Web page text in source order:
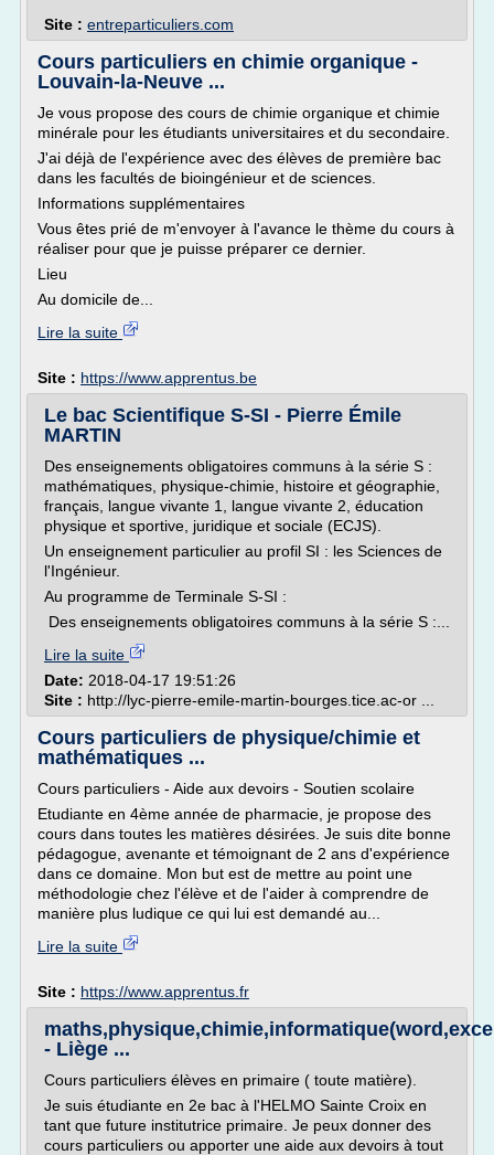
Site : entreparticuliers.com
Cours particuliers en chimie organique -
Louvain-la-Neuve ...
Je vous propose des cours de chimie organique et chimie
minérale pour les étudiants universitaires et du secondaire.
J'ai déjà de l'expérience avec des élèves de première bac
dans les facultés de bioingénieur et de sciences.
Informations supplémentaires
Vous êtes prié de m'envoyer à l'avance le thème du cours à
réaliser pour que je puisse préparer ce dernier.
Lieu
Au domicile de...
Lire la suite
Site : https://www.apprentus.be
Le bac Scientifique S-SI - Pierre Émile
MARTIN
Des enseignements obligatoires communs à la série S :
mathématiques, physique-chimie, histoire et géographie,
français, langue vivante 1, langue vivante 2, éducation
physique et sportive, juridique et sociale (ECJS).
Un enseignement particulier au profil SI : les Sciences de
l'Ingénieur.
Au programme de Terminale S-SI :
Des enseignements obligatoires communs à la série S :...
Lire la suite
Date: 2018-04-17 19:51:26
Site : http://lyc-pierre-emile-martin-bourges.tice.ac-or ...
Cours particuliers de physique/chimie et
mathématiques ...
Cours particuliers - Aide aux devoirs - Soutien scolaire
Etudiante en 4ème année de pharmacie, je propose des
cours dans toutes les matières désirées. Je suis dite bonne
pédagogue, avenante et témoignant de 2 ans d'expérience
dans ce domaine. Mon but est de mettre au point une
méthodologie chez l'élève et de l'aider à comprendre de
manière plus ludique ce qui lui est demandé au...
Lire la suite
Site : https://www.apprentus.fr
- Liège ...
Cours particuliers élèves en primaire ( toute matière).
Je suis étudiante en 2e bac à l'HELMO Sainte Croix en
tant que future institutrice primaire. Je peux donner des
cours particuliers ou apporter une aide aux devoirs à tout